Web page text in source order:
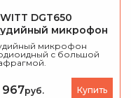
DGT650
микрофон
микрофон
с большой
967руб. Купить